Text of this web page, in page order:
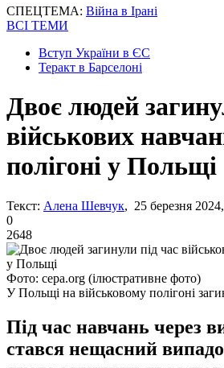
СПЕЦТЕМА: Війна в Ірані
ВСІ ТЕМИ
Вступ України в ЄС
Теракт в Барселоні
Двоє людей
військових
полігоні у Польщі
Текст: Алена Шевчук, 25 березня
0
2648
Фото: cepa.org (ілюстративне фото)
У Польщі на військовому полігоні
Під час навчань через
стався нещасний